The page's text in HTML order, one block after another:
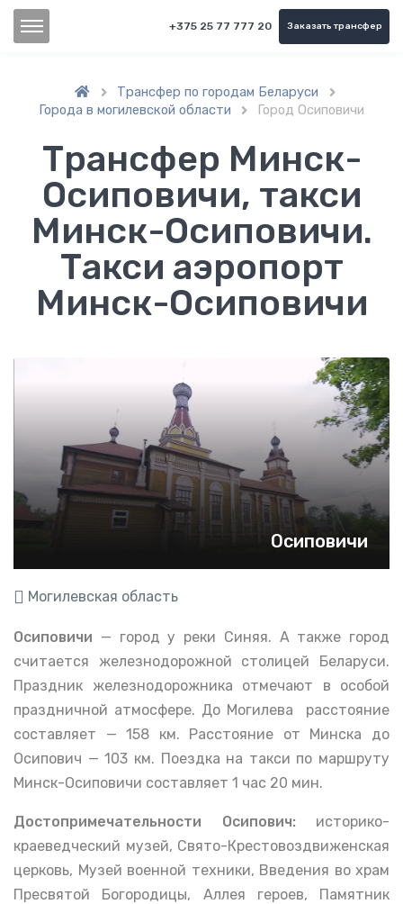
+375 25 77 777 20 Заказать трансфер
 Трансфер по городам Беларуси 
Города в могилевской области  Город Осиповичи
Трансфер Минск-
Осиповичи, такси
Минск-Осиповичи.
Такси аэропорт
Минск-Осиповичи
Осиповичи
Могилевская область
Осиповичи — город у реки Синяя. А также город
считается железнодорожной столицей Беларуси.
Праздник железнодорожника отмечают в особой
праздничной атмосфере. До Могилева расстояние
составляет — 158 км. Расстояние от Минска до
Осипович — 103 км. Поездка на такси по маршруту
Минск-Осиповичи составляет 1 час 20 мин.
Достопримечательности Осипович: историко-
краеведческий музей, Свято-Крестовоздвиженская
церковь, Музей военной техники, Введения во храм
Пресвятой Богородицы, Аллея героев, Памятник